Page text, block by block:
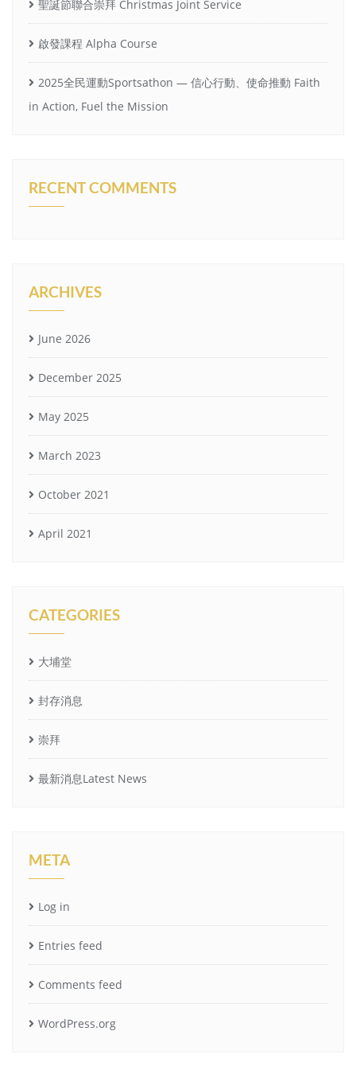
聖誕節聯合崇拜 Christmas Joint Service
啟發課程 Alpha Course
2025全民運動Sportsathon — 信心行動、使命推動 Faith
in Action, Fuel the Mission
RECENT COMMENTS
ARCHIVES
June 2026
December 2025
May 2025
March 2023
October 2021
April 2021
CATEGORIES
大埔堂
封存消息
崇拜
最新消息Latest News
META
Log in
Entries feed
Comments feed
WordPress.org